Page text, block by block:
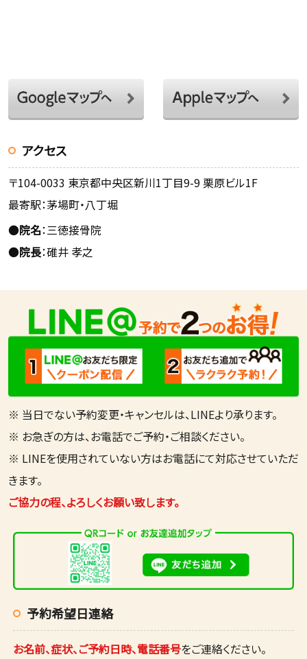
アクセス
〒104-0033 東京都中央区新川1丁目9-9 栗原ビル1F
最寄駅：茅場町・八丁堀
●院名：三徳接骨院
●院長：碓井 孝之
※ 当日でない予約変更・キャンセルは、LINEより承ります。
※ お急ぎの方は、お電話でご予約・ご相談ください。
※ LINEを使用されていない方はお電話にて対応させていただ
きます。
ご協力の程、よろしくお願い致します。
予約希望日連絡
お名前、症状、ご予約日時、電話番号をご連絡ください。